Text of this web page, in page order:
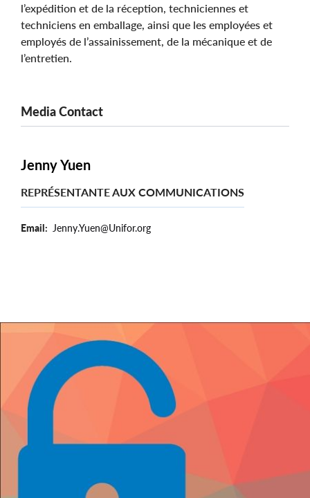
l’expédition et de la réception, techniciennes et
techniciens en emballage, ainsi que les employées et
employés de l’assainissement, de la mécanique et de
l’entretien.
Media Contact
Jenny Yuen
REPRÉSENTANTE AUX COMMUNICATIONS
Email Jenny.Yuen@Unifor.org